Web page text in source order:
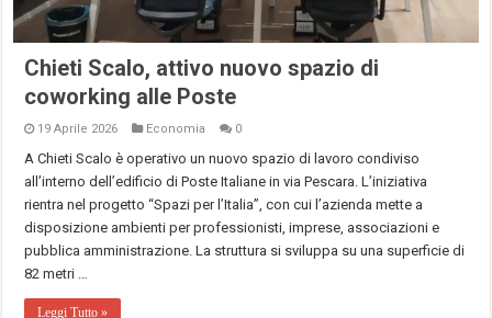
Chieti Scalo, attivo nuovo spazio di
coworking alle Poste
19 Aprile 2026 Economia 0
A Chieti Scalo è operativo un nuovo spazio di lavoro condiviso
all’interno dell’edificio di Poste Italiane in via Pescara. L’iniziativa
rientra nel progetto “Spazi per l’Italia”, con cui l’azienda mette a
disposizione ambienti per professionisti, imprese, associazioni e
pubblica amministrazione. La struttura si sviluppa su una superficie di
82 metri …
Leggi Tutto »